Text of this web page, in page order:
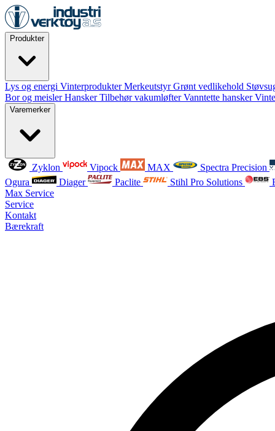
Produkter
Lys og energi VinterprodukterMerkeutstyrGrønt vedlikehold
Bor og meislerHanskerTilbehør vakumløfterVanntette hansker
Varemerker
Zyklon Vipock MAX
Spectra Precision
Ogura
Diager Paclite Stihl Pro Solutions
Max Service
Service
Kontakt
Bærekraft